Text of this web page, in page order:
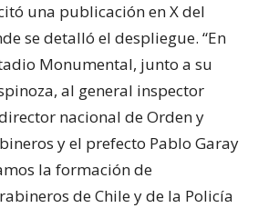
una publicación en X del
se detalló el despliegue. “En
Monumental, junto a su
al general inspector
nacional de Orden y
y el prefecto Pablo Garay
la formación de
de Chile y de la Policía